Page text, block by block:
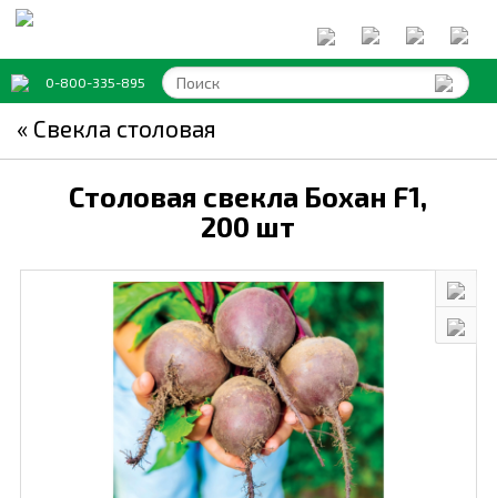
0-800-335-895
« Свекла столовая
Столовая свекла Бохан F1,
200 шт